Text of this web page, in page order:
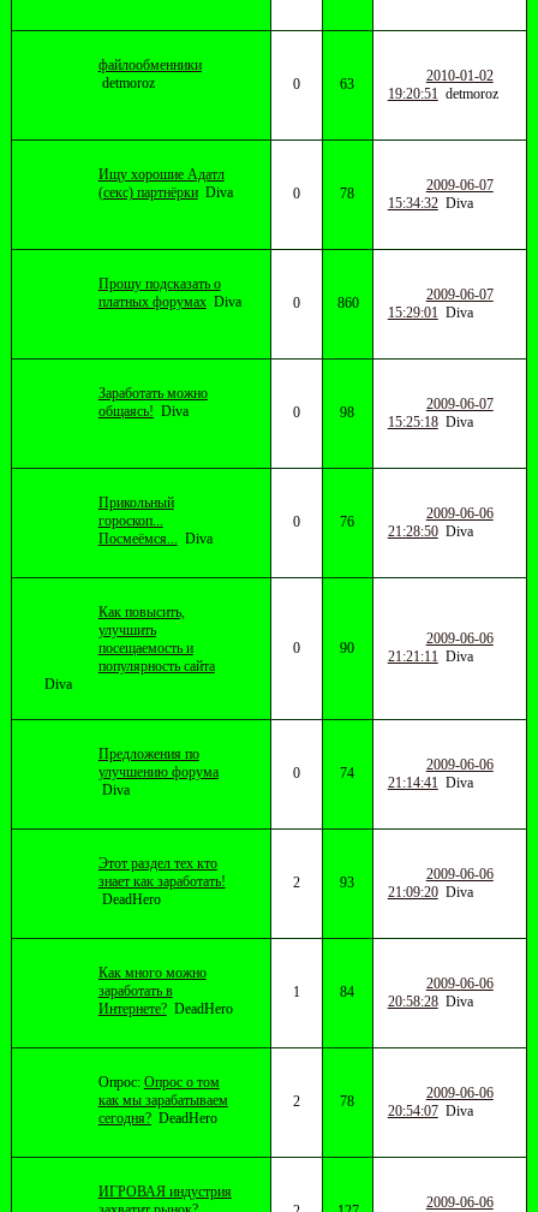
файлообменники
detmoroz
0 63
2010-01-02
19:20:51 detmoroz
Ищу хорошие Адатл
(секс) партнёрки Diva 0 78
2009-06-07
15:34:32 Diva
Прошу подсказать о
платных форумах Diva 0 860
2009-06-07
15:29:01 Diva
Заработать можно
общаясь! Diva 0 98
2009-06-07
15:25:18 Diva
Прикольный
гороскоп...
Посмеёмся... Diva
0 76
2009-06-06
21:28:50 Diva
Как повысить,
улучшить
посещаемость и
популярность сайта
Diva
0 90
2009-06-06
21:21:11 Diva
Предложения по
улучшению форума
Diva
0 74
2009-06-06
21:14:41 Diva
Этот раздел тех кто
знает как заработать!
DeadHero
2 93
2009-06-06
21:09:20 Diva
Как много можно
заработать в
Интернете? DeadHero
1 84
2009-06-06
20:58:28 Diva
Опрос: Опрос о том
как мы зарабатываем
сегодня? DeadHero
2 78
2009-06-06
20:54:07 Diva
ИГРОВАЯ индустрия
2009-06-06